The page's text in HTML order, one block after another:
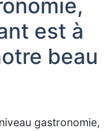
est à
beau
gastronomie,